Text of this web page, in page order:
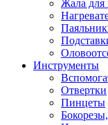
Жала для
Инструменты
Отвертки
Пинцеты